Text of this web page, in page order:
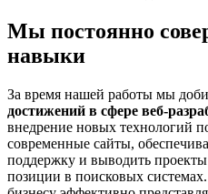
Мы постоянно
навыки
За время нашей работы мы
достижений в сфере веб-
внедрение новых технологий
современные сайты,
поддержку и выводить
позиции в поисковых